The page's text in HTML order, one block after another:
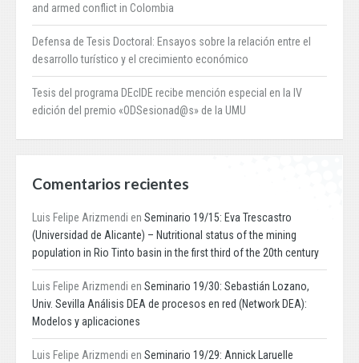
and armed conflict in Colombia
Defensa de Tesis Doctoral: Ensayos sobre la relación entre el
desarrollo turístico y el crecimiento económico
Tesis del programa DEcIDE recibe mención especial en la IV
edición del premio «ODSesionad@s» de la UMU
Comentarios recientes
Luis Felipe Arizmendi en Seminario 19/15: Eva Trescastro
(Universidad de Alicante) – Nutritional status of the mining
population in Rio Tinto basin in the first third of the 20th century
Luis Felipe Arizmendi en Seminario 19/30: Sebastián Lozano,
Univ. Sevilla Análisis DEA de procesos en red (Network DEA):
Modelos y aplicaciones
Luis Felipe Arizmendi en Seminario 19/29: Annick Laruelle